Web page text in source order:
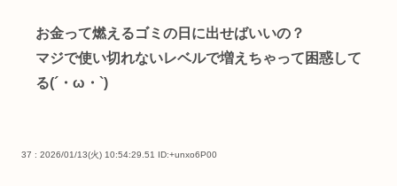
お金って燃えるゴミの日に出せばいいの？
マジで使い切れないレベルで増えちゃって困惑して
る(´・ω・`)
37 : 2026/01/13(火) 10:54:29.51 ID:+unxo6P00